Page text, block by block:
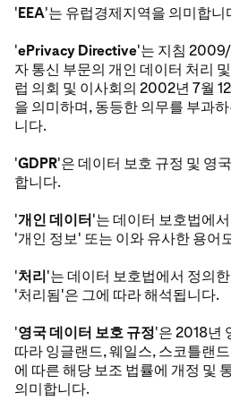
'EEA'는 유럽경제지역을 의미합니
'ePrivacy Directive'는 지침
자 통신 부문의 개인 데이터 처리
럽 의회 및 이사회의 2002년 7월
을 의미하며, 동등한 의무를 부과
니다.
'GDPR'은 데이터 보호 규정 및 영
합니다.
'개인 데이터'는 데이터 보호법에
'개인 정보' 또는 이와 유사한 용어
'처리'는 데이터 보호법에서 정의
'처리됨'은 그에 따라 해석됩니다.
'영국 데이터 보호 규정'은 2018년
따라 잉글랜드, 웨일스, 스코틀랜
에 따른 해당 보조 법률에 개정 및
의미합니다.